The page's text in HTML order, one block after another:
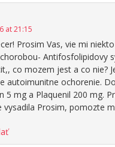
at 21:15
Prosim Vas, vie mi
Antifosfolipidovy
co mozem jest a co nie?
autoimunitne ochorenie.
5 mg a Plaquenil 200 mg.
vysadila Prosim, pomozte